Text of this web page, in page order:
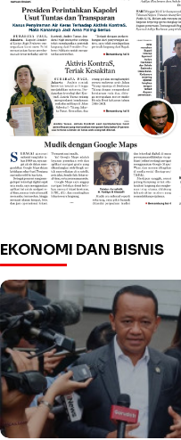
EKONOMI DAN BISNIS